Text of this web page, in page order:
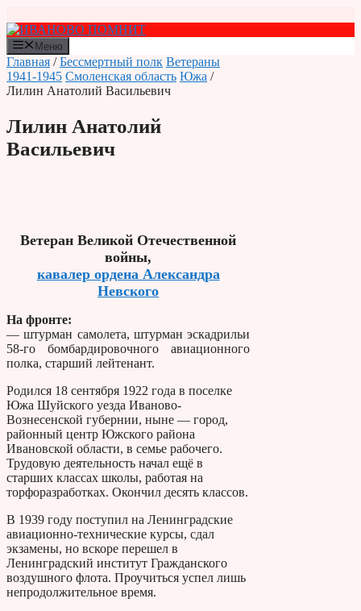
к
содержимому
Меню
Главная /Бессмертный полк Ветераны
1941-1945 Смоленская область Южа /
Лилин Анатолий Васильевич
Лилин Анатолий
Васильевич
Ветеран Великой Отечественной
войны,
кавалер ордена Александра
Невского
На фронте:
— штурман самолета, штурман эскадрильи
58-го бомбардировочного авиационного
полка, старший лейтенант.
Родился 18 сентября 1922 года в поселке
Южа Шуйского уезда Иваново-
Вознесенской губернии, ныне — город,
районный центр Южского района
Ивановской области, в семье рабочего.
Трудовую деятельность начал ещё в
старших классах школы, работая на
торфоразработках. Окончил десять классов.
В 1939 году поступил на Ленинградские
авиационно-технические курсы, сдал
экзамены, но вскоре перешел в
Ленинградский институт Гражданского
воздушного флота. Проучиться успел лишь
непродолжительное время.